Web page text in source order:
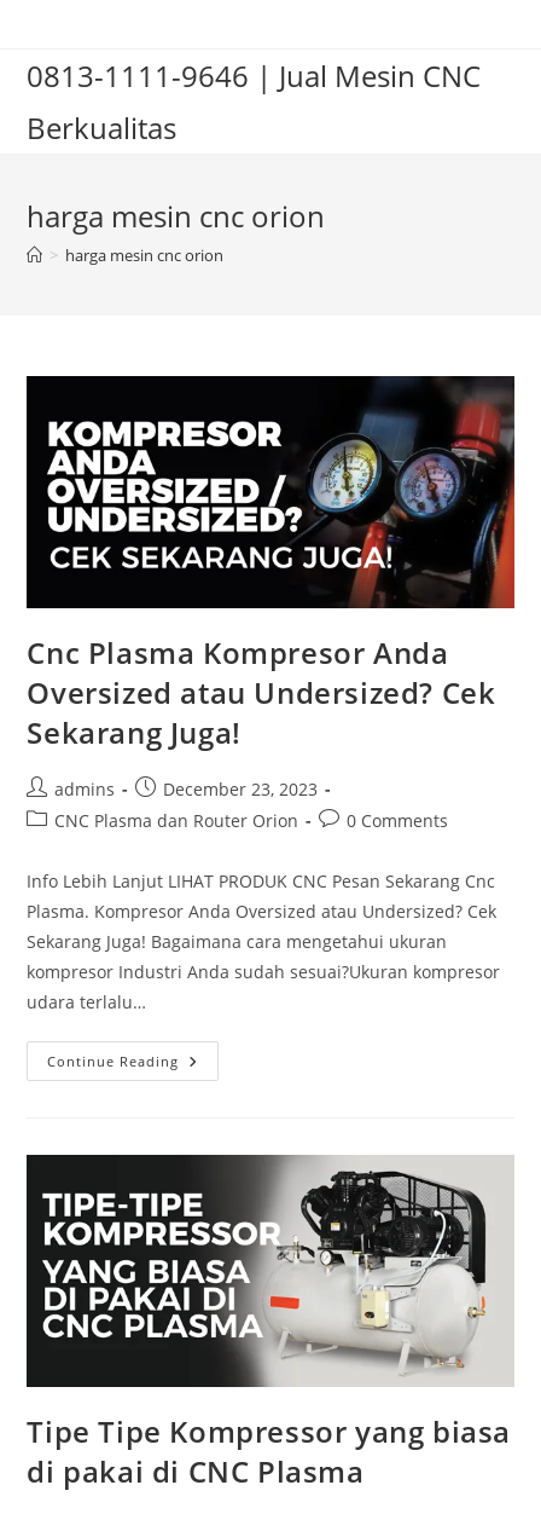
content0813-1111-9646 | Jual Mesin CNC
Berkualitas
harga mesin cnc orion
> harga mesin cnc orion
Cnc Plasma Kompresor Anda
Oversized atau Undersized? Cek
Sekarang Juga!
Post
author:
admins
Post
published:
December 23, 2023
PostCNC Plasma dan Router Orion
Post0 Comments
Info Lebih Lanjut LIHAT PRODUK CNC Pesan Sekarang Cnc
Plasma. Kompresor Anda Oversized atau Undersized? Cek
Sekarang Juga! Bagaimana cara mengetahui ukuran
kompresor Industri Anda sudah sesuai?Ukuran kompresor
udara terlalu…
Continue Reading Cnc
Plasma
Undersized?
Sekarang
Juga!
Tipe Tipe Kompressor yang biasa
di pakai di CNC Plasma